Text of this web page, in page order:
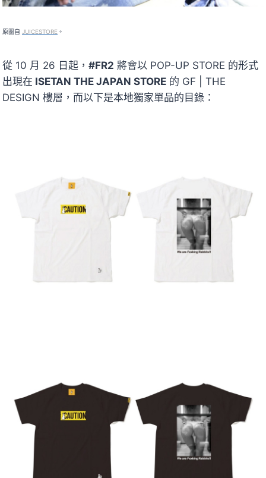
原圖自 JUICESTORE 。
從 10 月 26 日起， #FR2 將會以 POP-UP STORE 的形式
出現在 ISETAN THE JAPAN STORE 的 GF | THE
DESIGN 樓層，而以下是本地獨家單品的目錄：